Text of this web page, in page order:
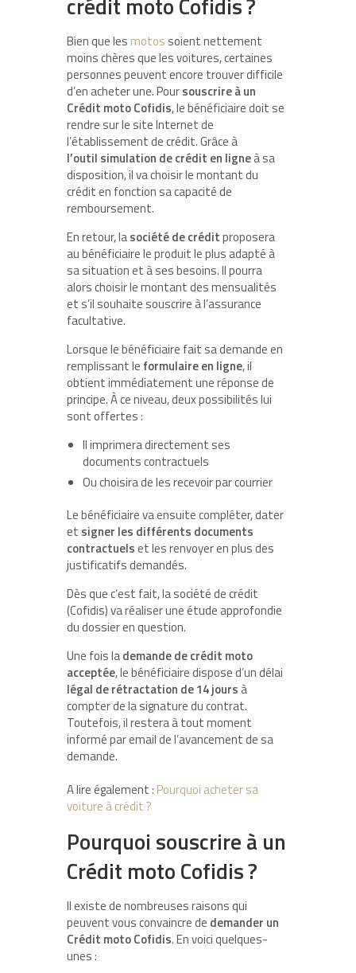
Bien que les motos soient nettement
moins chères que les voitures, certaines
personnes peuvent encore trouver difficile
d’en acheter une. Poursouscrire à un
Crédit moto Cofidis, le bénéficiaire doit se
rendre sur le site Internet de
l’établissement de crédit. Grâce à
l’outil simulation de crédit en ligneà sa
disposition, il va choisir le montant du
crédit en fonction sa capacité de
remboursement.
En retour, lasociété de créditproposera
au bénéficiaire le produit le plus adapté à
sa situation et à ses besoins. Il pourra
alors choisir le montant des mensualités
et s’il souhaite souscrire à l’assurance
facultative.
Lorsque le bénéficiaire fait sa demande en
remplissant le formulaire en ligne, il
obtient immédiatement une réponse de
principe. À ce niveau, deux possibilités lui
sont offertes :
Il imprimera directement ses
documents contractuels
Ou choisira de les recevoir par courrier
Le bénéficiaire va ensuite compléter, dater
et signer les différents documents
contractuelset les renvoyer en plus des
justificatifs demandés.
Dès que c’est fait, la société de crédit
(Cofidis) va réaliser une étude approfondie
du dossier en question.
Une fois lademande de crédit moto
acceptée, le bénéficiaire dispose d’un délai
légal de rétractation de 14 jours à
compter de la signature du contrat.
Toutefois, il restera à tout moment
informé par email de l’avancement de sa
demande.
A lire également : Pourquoi acheter sa
voiture à crédit ?
Pourquoi souscrire à un
Crédit moto Cofidis ?
Il existe de nombreuses raisons qui
peuvent vous convaincre de demander un
Crédit moto Cofidis. En voici quelques-
unes :